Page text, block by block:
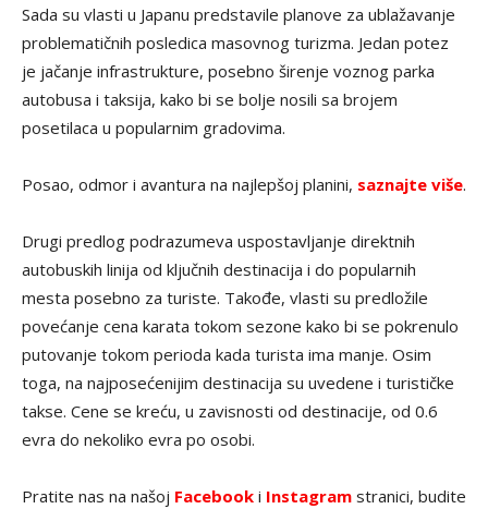
Sada su vlasti u Japanu predstavile planove za ublažavanje
problematičnih posledica masovnog turizma. Jedan potez
je jačanje infrastrukture, posebno širenje voznog parka
autobusa i taksija, kako bi se bolje nosili sa brojem
posetilaca u popularnim gradovima.
Posao, odmor i avantura na najlepšoj planini, saznajte više.
Drugi predlog podrazumeva uspostavljanje direktnih
autobuskih linija od ključnih destinacija i do popularnih
mesta posebno za turiste. Takođe, vlasti su predložile
povećanje cena karata tokom sezone kako bi se pokrenulo
putovanje tokom perioda kada turista ima manje. Osim
toga, na najposećenijim destinacija su uvedene i turističke
takse. Cene se kreću, u zavisnosti od destinacije, od 0.6
evra do nekoliko evra po osobi.
Pratite nas na našoj Facebook i Instagram stranici, budite